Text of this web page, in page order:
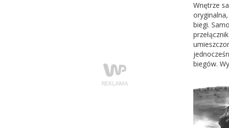
Wnętrze
biegi.
biegów.